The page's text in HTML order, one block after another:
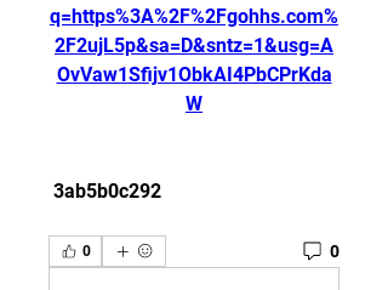
q=https%3A%2F%2Fgohhs.com%
2F2ujL5p&sa=D&sntz=1&usg=A
OvVaw1Sfijv1ObkAI4PbCPrKda
W
3ab5b0c292
0 0